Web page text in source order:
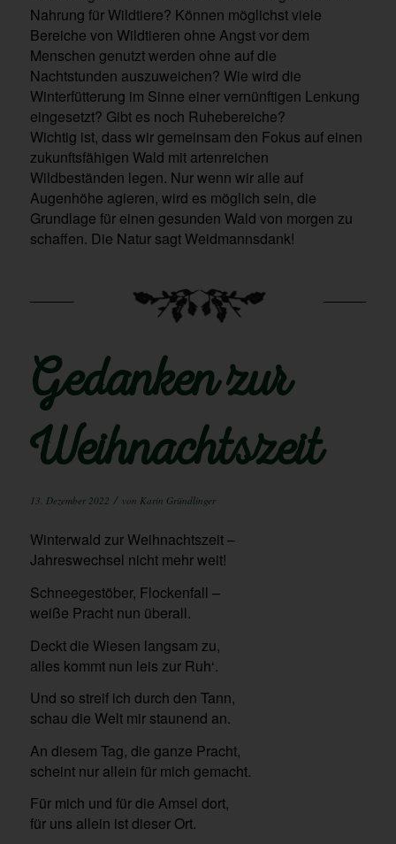
Nahrung für Wildtiere? Können möglichst viele
Bereiche von Wildtieren ohne Angst vor dem
Menschen genutzt werden ohne auf die
Nachtstunden auszuweichen? Wie wird die
Winterfütterung im Sinne einer vernünftigen Lenkung
eingesetzt? Gibt es noch Ruhebereiche?
Wichtig ist, dass wir gemeinsam den Fokus auf einen
zukunftsfähigen Wald mit artenreichen
Wildbeständen legen. Nur wenn wir alle auf
Augenhöhe agieren, wird es möglich sein, die
Grundlage für einen gesunden Wald von morgen zu
schaffen. Die Natur sagt Weidmannsdank!
Gedanken zur
Weihnachtszeit
13. Dezember 2022 / von Karin Gründlinger
Winterwald zur Weihnachtszeit –
Jahreswechsel nicht mehr weit!
Schneegestöber, Flockenfall –
weiße Pracht nun überall.
Deckt die Wiesen langsam zu,
alles kommt nun leis zur Ruh‘.
Und so streif ich durch den Tann,
schau die Welt mir staunend an.
An diesem Tag, die ganze Pracht,
scheint nur allein für mich gemacht.
Für mich und für die Amsel dort,
für uns allein ist dieser Ort.